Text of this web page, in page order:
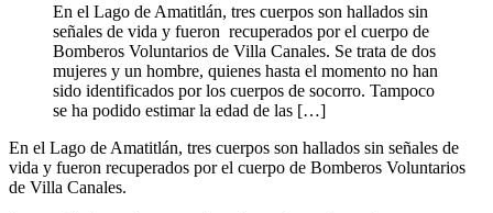
En el Lago de Amatitlán, tres cuerpos son hallados sin
señales de vida y fueron recuperados por el cuerpo de
Bomberos Voluntarios de Villa Canales. Se trata de dos
mujeres y un hombre, quienes hasta el momento no han
sido identificados por los cuerpos de socorro. Tampoco
se ha podido estimar la edad de las […]
En el Lago de Amatitlán, tres cuerpos son hallados sin señales de
vida y fueron recuperados por el cuerpo de Bomberos Voluntarios
de Villa Canales.